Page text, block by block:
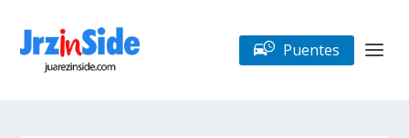
Puentes